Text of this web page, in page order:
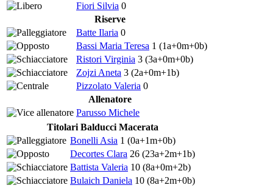
Fiori Silvia 0
Riserve
Batte Ilaria 0
Bassi Maria Teresa 1 (1a+0m+0b)
Ristori Virginia 3 (3a+0m+0b)
Zojzi Aneta 3 (2a+0m+1b)
Pizzolato Valeria 0
Allenatore
Parusso Michele
Titolari Balducci Macerata
Bonelli Asia 1 (0a+1m+0b)
Decortes Clara 26 (23a+2m+1b)
Battista Valeria 10 (8a+0m+2b)
Bulaich Daniela 10 (8a+2m+0b)